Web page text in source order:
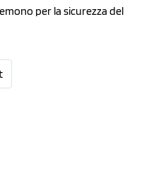
per la sicurezza del